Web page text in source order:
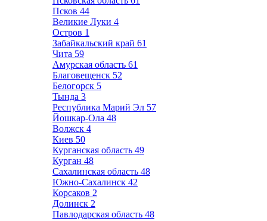
Псков 44
Великие Луки 4
Остров 1
Забайкальский край 61
Чита 59
Амурская область 61
Благовещенск 52
Белогорск 5
Тында 3
Республика Марий Эл 57
Йошкар-Ола 48
Волжск 4
Киев 50
Курганская область 49
Курган 48
Сахалинская область 48
Южно-Сахалинск 42
Корсаков 2
Долинск 2
Павлодарская область 48